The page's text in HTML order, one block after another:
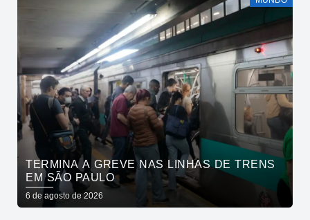
TERMINA A GREVE NAS LINHAS DE TRENS
EM SÃO PAULO
6 de agosto de 2026